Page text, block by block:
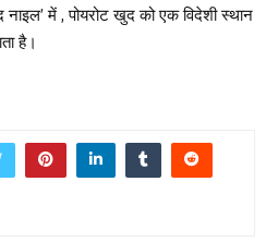
में , पोयरोट खुद को एक विदेशी स्थान
है।